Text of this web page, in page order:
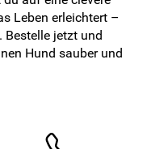
Leben erleichtert –
Bestelle jetzt und
Hund sauber und